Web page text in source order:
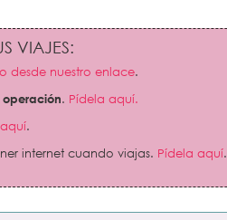
VIAJES:
desde nuestro enlace.
. Pídela aquí.
.
internet cuando viajas. Pídela aquí.